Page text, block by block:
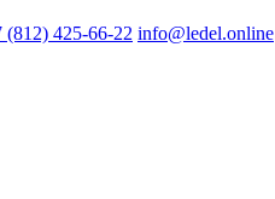
(812) 425-66-22 info@ledel.online